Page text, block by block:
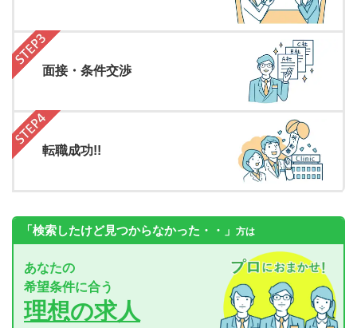
面接・条件交渉
転職成功!!
「検索したけど見つからなかった・・」 方は
あなたの
希望条件に合う
理想の求人